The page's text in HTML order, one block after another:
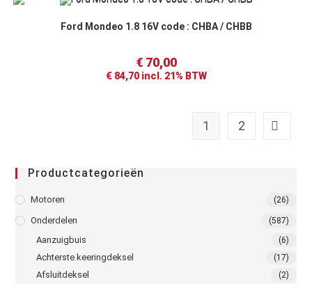
Ford Mondeo 1.8 16V code : CHBA / CHBB
€70,00
€84,70incl. 21% BTW
1 2
Productcategorieën
Motoren (26)
Onderdelen (587)
Aanzuigbuis (6)
Achterste keeringdeksel (17)
Afsluitdeksel (2)